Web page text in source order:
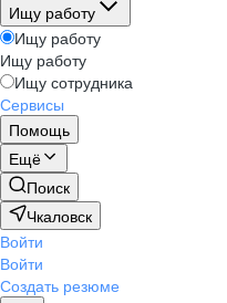
Ищу работу
Ищу работу
Ищу работу
Ищу сотрудника
Сервисы
Помощь
Ещё
Поиск
Чкаловск
Войти
Войти
Создать резюме